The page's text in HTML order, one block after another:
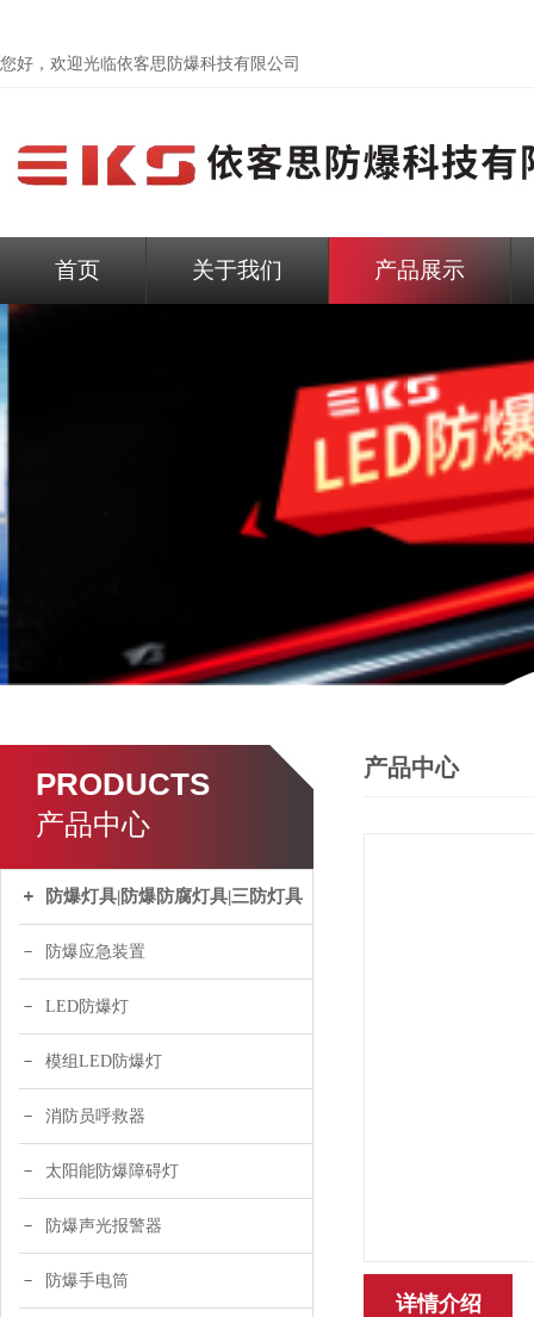
您好，欢迎光临依客思防爆科技有限公司
首页 关于我们 产品展示
PRODUCTS
产品中心
防爆灯具|防爆防腐灯具|三防灯具
防爆应急装置
LED防爆灯
模组LED防爆灯
消防员呼救器
太阳能防爆障碍灯
防爆声光报警器
防爆手电筒
产品中心
详情介绍